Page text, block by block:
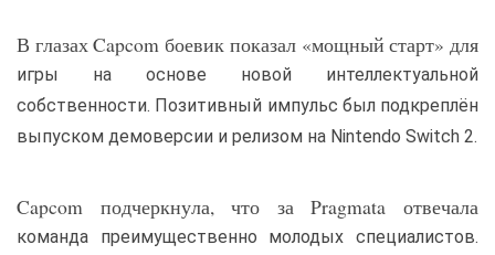
В глазах Capcom боевик показал «мощный старт» для
игры на основе новой интеллектуальной
собственности. Позитивный импульс был подкреплён
выпуском демоверсии и релизом на Nintendo Switch 2.
Capcom подчеркнула, что за Pragmata отвечала
команда преимущественно молодых специалистов.